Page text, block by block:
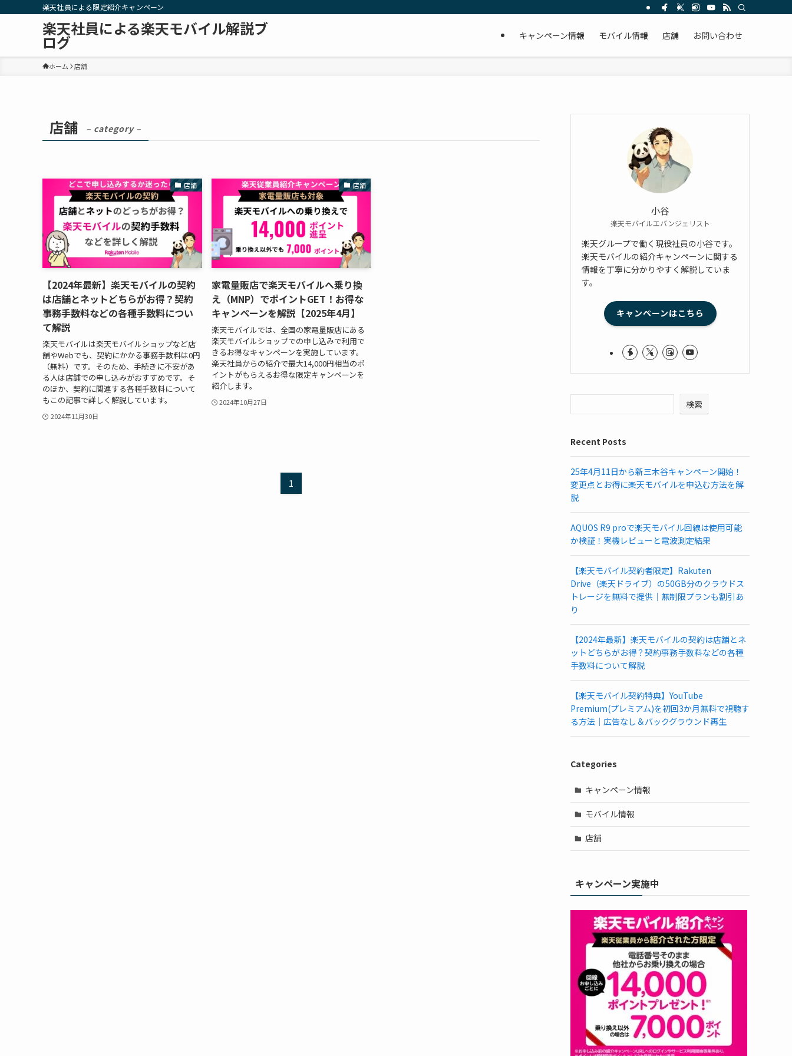
楽天社員による限定紹介キャンペーン
楽天社員による楽天モバイル解説ブ
ログ キャンペーン情報 モバイル情報 店舗 お問い合わせ
ホーム 店舗
店舗 – category –
店舗
【2024年最新】楽天モバイルの契約
は店舗とネットどちらがお得？契約
事務手数料などの各種手数料につい
て解説
楽天モバイルは楽天モバイルショップなど店
舗やWebでも、契約にかかる事務手数料は0円
（無料）です。そのため、手続きに不安があ
る人は店舗での申し込みがおすすめです。そ
のほか、契約に関連する各種手数料について
もこの記事で詳しく解説しています。
2024年11月30日
店舗
家電量販店で楽天モバイルへ乗り換
え（MNP）でポイントGET！お得な
キャンペーンを解説【2025年4月】
楽天モバイルでは、全国の家電量販店にある
楽天モバイルショップでの申し込みで利用で
きるお得なキャンペーンを実施しています。
楽天社員からの紹介で最大14,000円相当のポ
イントがもらえるお得な限定キャンペーンを
紹介します。
2024年10月27日
1
小谷
楽天モバイルエバンジェリスト
楽天グループで働く現役社員の小谷です。
楽天モバイルの紹介キャンペーンに関する
情報を丁寧に分かりやすく解説していま
す。
キャンペーンはこちら
検索
Recent Posts
25年4月11日から新三木谷キャンペーン開始！
変更点とお得に楽天モバイルを申込む方法を解
説
AQUOS R9 proで楽天モバイル回線は使用可能
か検証！実機レビューと電波測定結果
【楽天モバイル契約者限定】Rakuten
Drive（楽天ドライブ）の50GB分のクラウドス
トレージを無料で提供｜無制限プランも割引あ
り
【2024年最新】楽天モバイルの契約は店舗とネ
ットどちらがお得？契約事務手数料などの各種
手数料について解説
【楽天モバイル契約特典】YouTube
Premium(プレミアム)を初回3か月無料で視聴す
る方法｜広告なし＆バックグラウンド再生
Categories
キャンペーン情報
モバイル情報
店舗
キャンペーン実施中